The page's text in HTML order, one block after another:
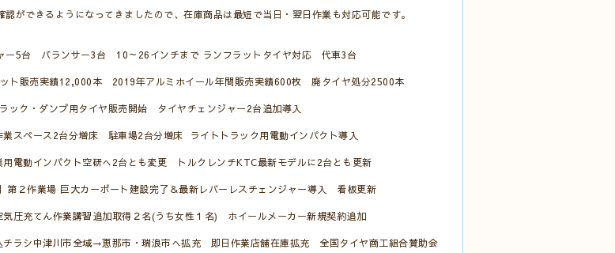
認ができるようになってきましたので、在庫商品は最短で当日・翌日作業も対応可能です。
ー5台 バランサー3台 10～26インチまで ランフラットタイヤ対応 代車3台
ト販売実績12,000本 2019年アルミホイール年間販売実績600枚 廃タイヤ処分2500本
ック・ダンプ用タイヤ販売開始 タイヤチェンジャー2台追加導入
業スペース2台分増床 駐車場2台分増床 ライトトラック用電動インパクト導入
電動インパクト空研へ2台とも変更 トルクレンチKTC最新モデルに2台とも更新
第２作業場 巨大カーポート建設完了＆最新レバーレスチェンジャー導入 看板更新
圧充てん作業講習追加取得２名(うち女性１名) ホイールメーカー新規契約追加
チラシ中津川市全域→恵那市・瑞浪市へ拡充 即日作業店舗在庫拡充 全国タイヤ商工組合賛助会